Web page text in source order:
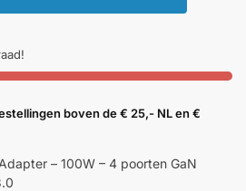
boven de € 25,- NL en €
– 100W – 4 poorten GaN